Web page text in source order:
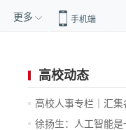
更多 手机端
高校动态
高校人事专栏｜汇
徐扬生：人工智能